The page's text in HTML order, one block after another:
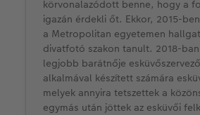
körvonalazódott benne, hogy a
igazán érdekli őt. Ekkor, 2015-
a Metropolitan egyetemen
divatfotó szakon tanult. 2018-
legjobb barátnője
alkalmával készített számára
melyek annyira tetszettek a
egymás után jöttek az esküvői